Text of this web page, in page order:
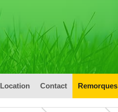
Location Contact Remorques